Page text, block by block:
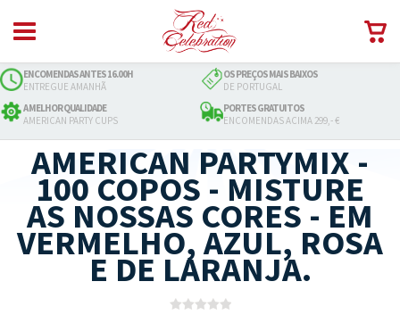
ENCOMENDAS ANTES 16.00H
ENTREGUE AMANHÃ
OS PREÇOS MAIS BAIXOS
DE PORTUGAL
A MELHOR QUALIDADE
AMERICAN PARTY CUPS
PORTES GRATUITOS
ENCOMENDAS ACIMA 299,- €
AMERICAN PARTYMIX -
100 COPOS - MISTURE
AS NOSSAS CORES - EM
VERMELHO, AZUL, ROSA
E DE LARANJA.